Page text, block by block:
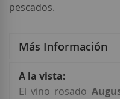
pescados.
Más Información
Más
Información
El vino rosado